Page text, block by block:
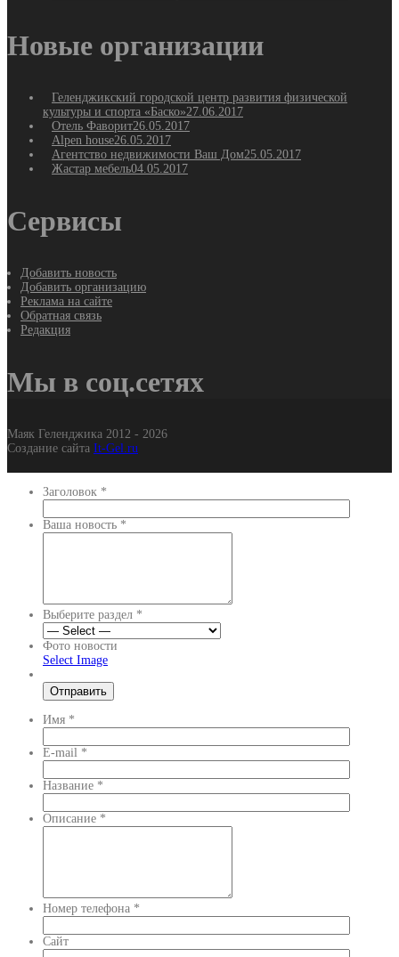
Новые организации
Геленджикский городской центр развития физической
культуры и спорта «Баско»27.06.2017
Отель Фаворит26.05.2017
Alpen house26.05.2017
Агентство недвижимости Ваш Дом25.05.2017
Жастар мебель04.05.2017
Сервисы
Добавить новость
Добавить организацию
Реклама на сайте
Обратная связь
Редакция
Мы в соц.сетях
Маяк Геленджика 2012 - 2026
Создание сайта It-Gel.ru
Заголовок *
Ваша новость *
Выберите раздел *
Фото новости
Select Image
Имя *
E-mail *
Название *
Описание *
Номер телефона *
Сайт